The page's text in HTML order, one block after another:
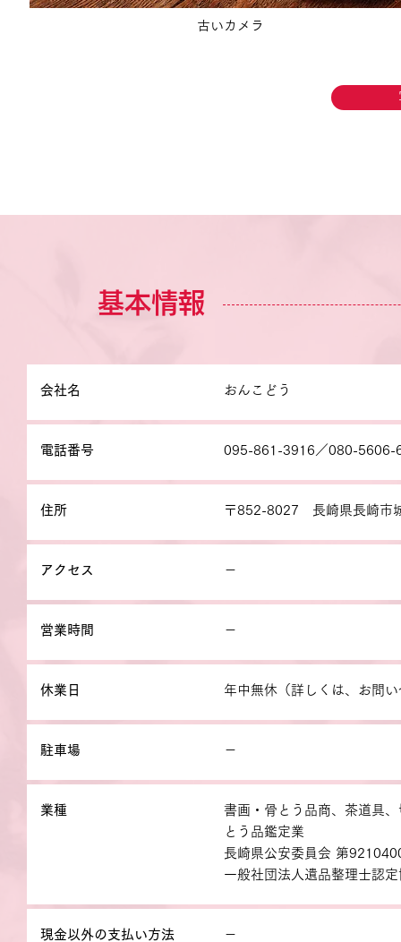
古いカメラ
基本情報
会社名 おんこどう
電話番号 095-861-3916／080-5606-
住所 〒852-8027 長崎県長崎市
アクセス －
営業時間 －
休業日 年中無休（詳しくは、お問
駐車場 －
業種
書画・骨とう品商、茶道具
とう品鑑定業
長崎県公安委員会 第
一般社団法人遺品整理士認
現金以外の支払い方法 －